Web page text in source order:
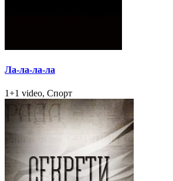
Ла-ла-ла-ла
1+1 video, Спорт